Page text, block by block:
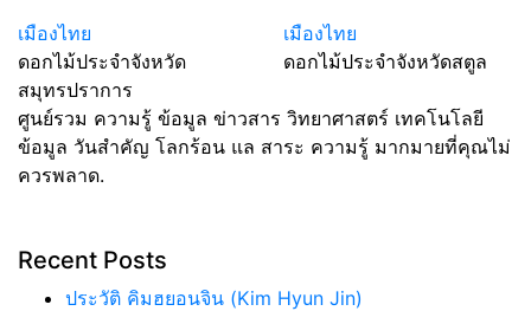
เมืองไทย
ดอกไม้ประจำจังหวัด
สมุทรปราการ
เมืองไทย
ดอกไม้ประจำจังหวัดสตูล
ศูนย์รวม ความรู้ ข้อมูล ข่าวสาร วิทยาศาสตร์ เทคโนโลยี
ข้อมูล วันสำคัญ โลกร้อน แล สาระ ความรู้ มากมายที่คุณไม่
ควรพลาด.
Recent Posts
ประวัติ คิมฮยอนจิน (Kim Hyun Jin)